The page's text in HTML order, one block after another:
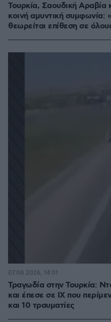
Τουρκία, Σαουδική Αραβία
κοινή αμυντική συμφωνία:
θεωρείται επίθεση σε
Τραγωδία στην Τουρκία:
και έπεσε σε ΙΧ που
και 10 τραυματίες
07.08.2026, 14:01